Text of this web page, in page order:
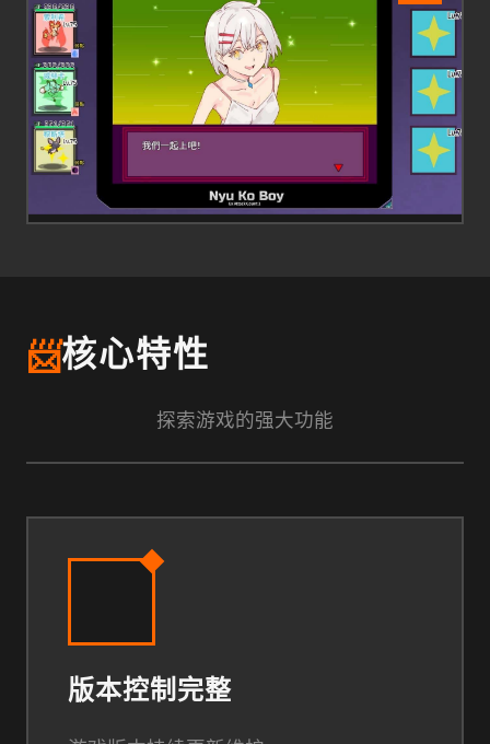
📨核心特性
探索游戏的强大功能
版本控制完整